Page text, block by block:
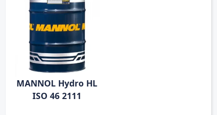
MANNOL Hydro HL
ISO 46 2111